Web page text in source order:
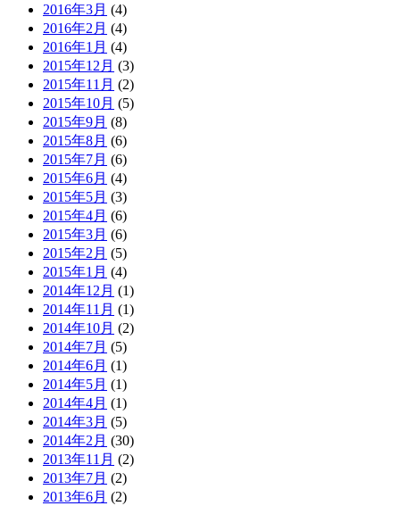
2016年3月 (4)
2016年2月 (4)
2016年1月 (4)
2015年12月 (3)
2015年11月 (2)
2015年10月 (5)
2015年9月 (8)
2015年8月 (6)
2015年7月 (6)
2015年6月 (4)
2015年5月 (3)
2015年4月 (6)
2015年3月 (6)
2015年2月 (5)
2015年1月 (4)
2014年12月 (1)
2014年11月 (1)
2014年10月 (2)
2014年7月 (5)
2014年6月 (1)
2014年5月 (1)
2014年4月 (1)
2014年3月 (5)
2014年2月 (30)
2013年11月 (2)
2013年7月 (2)
2013年6月 (2)